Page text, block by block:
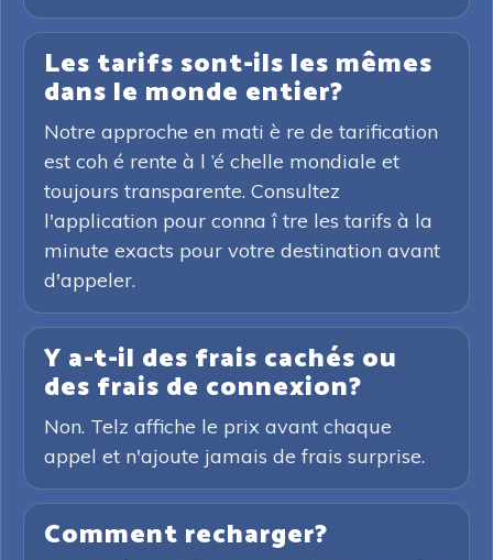
Les tarifs sont-ils les mêmes
dans le monde entier?
Notre approche en mati è re de tarification
est coh é rente à l ’é chelle mondiale et
toujours transparente. Consultez
l'application pour conna î tre les tarifs à la
minute exacts pour votre destination avant
d'appeler.
Y a-t-il des frais cachés ou
des frais de connexion?
Non. Telz affiche le prix avant chaque
appel et n'ajoute jamais de frais surprise.
Comment recharger?